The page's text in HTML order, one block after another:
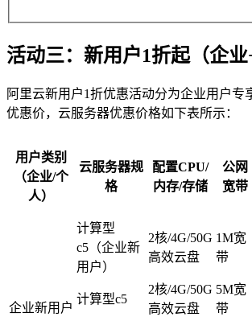
活动三：新用户1折起（企业
阿里云新用户1折优惠活动分为企业用户专
优惠价，云服务器优惠价格如下表所示：
用户类别
（企业/个
人）
云服务器规
格
配置CPU/
内存/存储
公网
宽带
企业新用户
计算型
c5（企业新
用户）
2核/4G/50G
高效云盘
1M宽
带
计算型c5
2核/4G/50G
高效云盘
5M宽
带